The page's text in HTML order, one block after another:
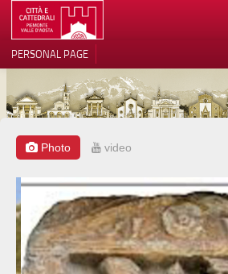
LOCATION
ARCHITECTURE
MUSEUMS
ITINERARIES
EVENTS
HOST
PERSONAL PAGE
Photo video
Your Privacy Choices